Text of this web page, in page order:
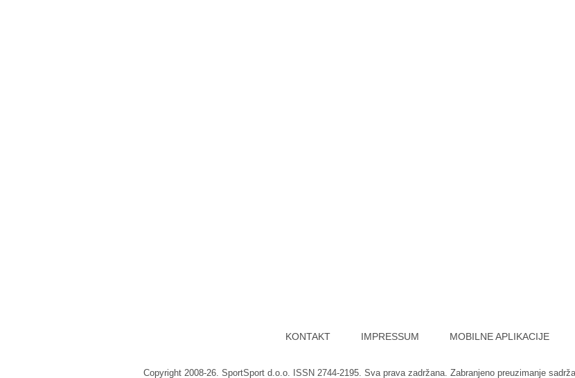
KONTAKT IMPRESSUM MOBILNE APLIKACIJE
Copyright 2008-26. SportSport d.o.o. ISSN 2744-2195. Sva prava zadržana. Zabranjeno preuzimanje